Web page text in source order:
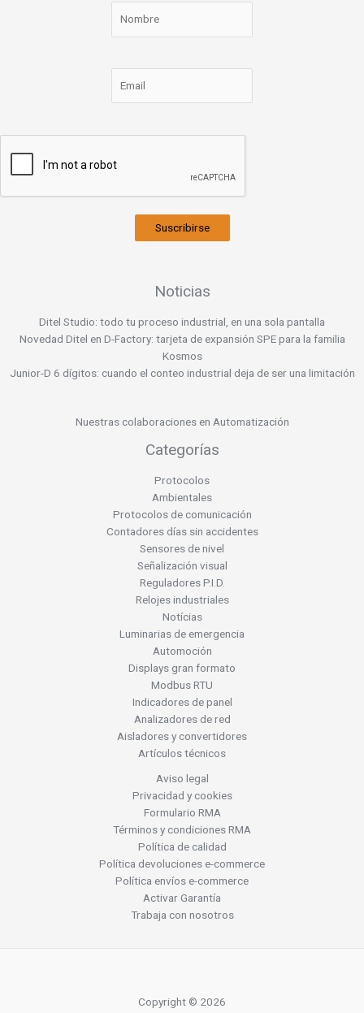
Suscribirse
Noticias
Ditel Studio: todo tu proceso industrial, en una sola pantalla
Novedad Ditel en D-Factory: tarjeta de expansión SPE para la familia
Kosmos
Junior-D 6 dígitos: cuando el conteo industrial deja de ser una limitación
Nuestras colaboraciones en Automatización
Categorías
Protocolos
Ambientales
Protocolos de comunicación
Contadores días sin accidentes
Sensores de nivel
Señalización visual
Reguladores P.I.D.
Relojes industriales
Notícias
Luminarias de emergencia
Automoción
Displays gran formato
Modbus RTU
Indicadores de panel
Analizadores de red
Aisladores y convertidores
Artículos técnicos
Aviso legal
Privacidad y cookies
Formulario RMA
Términos y condiciones RMA
Política de calidad
Política devoluciones e-commerce
Política envíos e-commerce
Activar Garantía
Trabaja con nosotros
Copyright © 2026